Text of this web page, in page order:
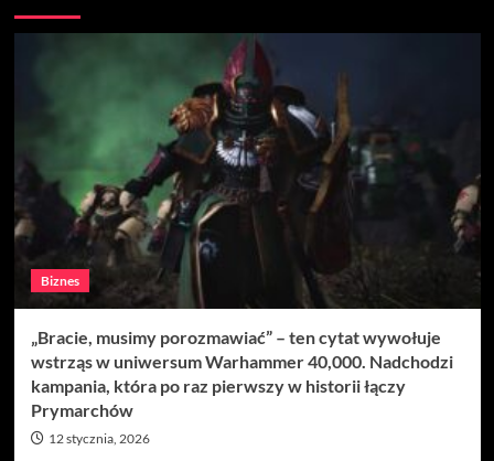
Biznes
„Bracie, musimy porozmawiać” – ten cytat wywołuje
wstrząs w uniwersum Warhammer 40,000. Nadchodzi
kampania, która po raz pierwszy w historii łączy
Prymarchów
12 stycznia, 2026